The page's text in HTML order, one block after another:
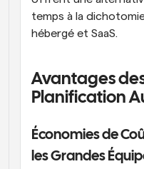
temps à la
hébergé et SaaS.
Avantages
Planification
Économies de
les Grandes